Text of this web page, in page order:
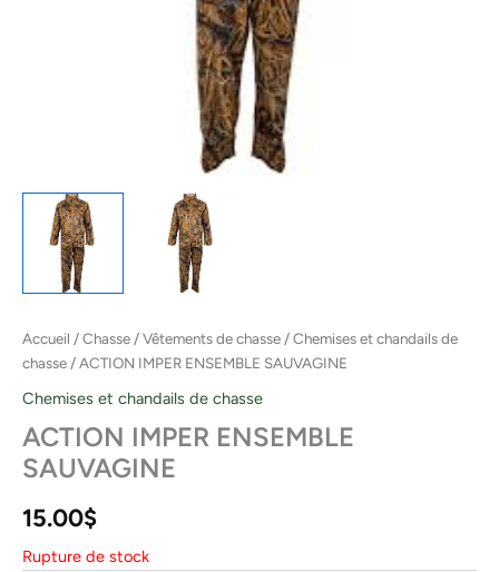
Accueil /Chasse/Vêtements de chasse/Chemises et chandails de
chasse/ ACTION IMPER ENSEMBLE SAUVAGINE
Chemises et chandails de chasse
ACTION IMPER ENSEMBLE
SAUVAGINE
15.00$
Rupture de stock